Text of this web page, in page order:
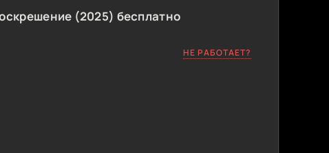
(2025) бесплатно
НЕ РАБОТАЕТ?